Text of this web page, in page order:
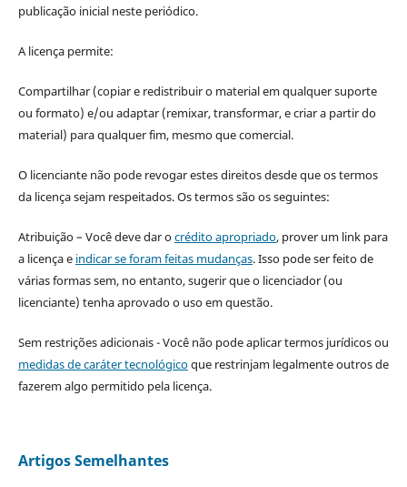
publicação inicial neste periódico.
A licença permite:
Compartilhar (copiar e redistribuir o material em qualquer suporte
ou formato) e/ou adaptar (remixar, transformar, e criar a partir do
material) para qualquer fim, mesmo que comercial.
O licenciante não pode revogar estes direitos desde que os termos
da licença sejam respeitados. Os termos são os seguintes:
Atribuição – Você deve dar ocrédito apropriado, prover um link para
a licença e indicar se foram feitas mudanças. Isso pode ser feito de
várias formas sem, no entanto, sugerir que o licenciador (ou
licenciante) tenha aprovado o uso em questão.
Sem restrições adicionais - Você não pode aplicar termos jurídicos ou
medidas de caráter tecnológicoque restrinjam legalmente outros de
fazerem algo permitido pela licença.
Artigos Semelhantes